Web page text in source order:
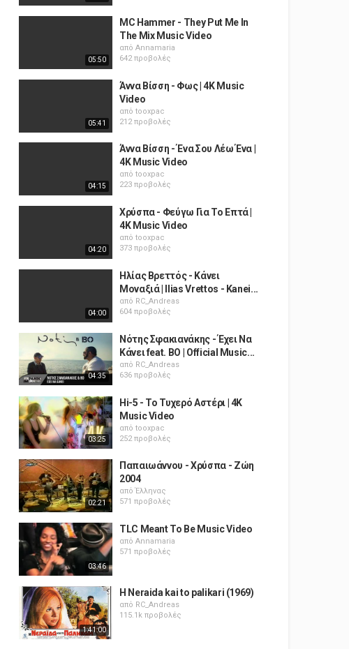
05:50
MC Hammer - They Put Me In
The Mix Music Video
από Annamaria
642 προβολές
05:41
Άννα Βίσση - Φως | 4K Music
Video
από tooxpac
212 προβολές
04:15
Άννα Βίσση - Ένα Σου Λέω Ένα |
4K Music Video
από tooxpac
223 προβολές
04:20
Χρύσπα - Φεύγω Για Το Επτά |
4K Music Video
από tooxpac
373 προβολές
04:00
Ηλίας Βρεττός - Κάνει
Μοναξιά | Ilias Vrettos - Kanei...
από RC_Andreas
604 προβολές
04:35
Νότης Σφακιανάκης - Έχει Να
Κάνει feat. BO | Official Music...
από RC_Andreas
636 προβολές
03:25
Hi-5 - Το Τυχερό Αστέρι | 4K
Music Video
από tooxpac
252 προβολές
02:21
Παπαιωάννου - Χρύσπα - Ζώη
2004
απόΈλληνας
571 προβολές
03:46
TLC Meant To Be Music Video
από Annamaria
571 προβολές
1:41:00
H Neraida kai to palikari (1969)
από RC_Andreas
115.1k προβολές